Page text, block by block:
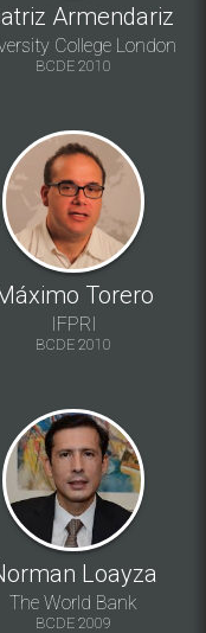
Armendariz
College London
BCDE 2010
Torero
IFPRI
BCDE 2010
Loayza
The World Bank
BCDE 2009